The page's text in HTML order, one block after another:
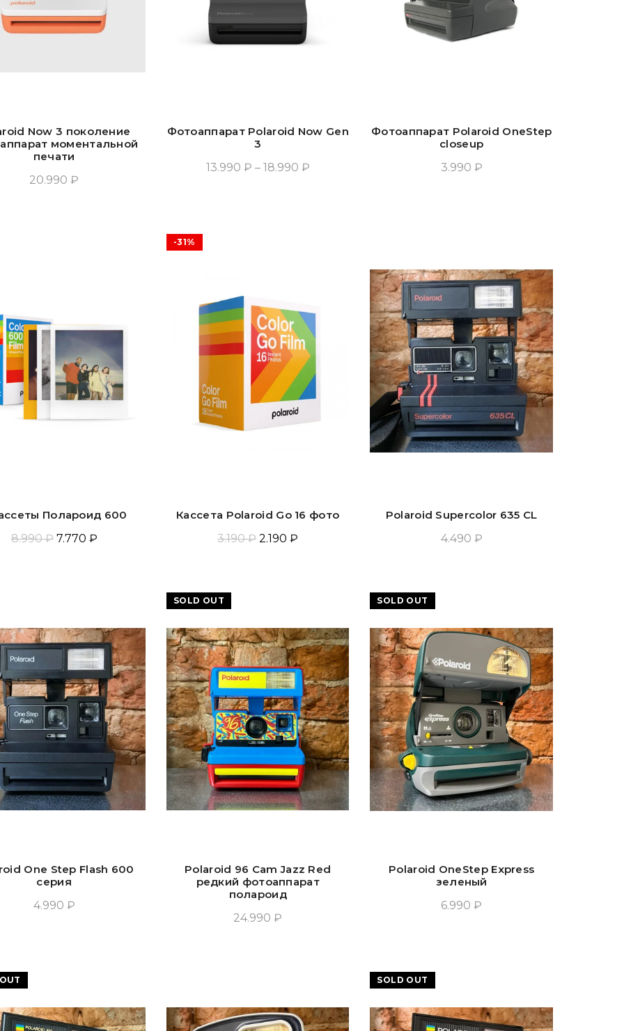
Now 3 поколение
моментальной
печати
20.990 ₽
Фотоаппарат Polaroid Now Gen
3
13.990 ₽ – 18.990 ₽
Фотоаппарат Polaroid OneStep
closeup
3.990 ₽
Полароид 600
8.990 ₽ 7.770 ₽
-31%
Кассета Polaroid Go 16 фото
3.190 ₽ 2.190 ₽
Polaroid Supercolor 635 CL
4.490 ₽
One Step Flash 600
серия
4.990 ₽
SOLD OUT
Polaroid 96 Cam Jazz Red
редкий фотоаппарат
полароид
24.990 ₽
SOLD OUT
Polaroid OneStep Express
зеленый
6.990 ₽
SOLD OUT